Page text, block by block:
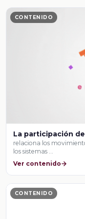
CONTENIDO
La participación
relaciona los
los sistemas …
Ver contenido
CONTENIDO